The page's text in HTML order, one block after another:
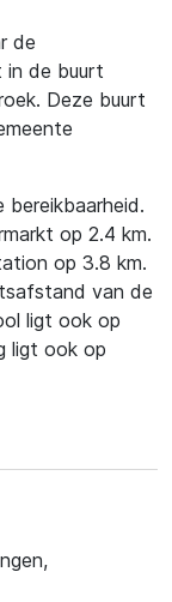
de
in de buurt
Deze buurt
op 2.4 km.
op 3.8 km.
van de
ligt ook op
ligt ook op